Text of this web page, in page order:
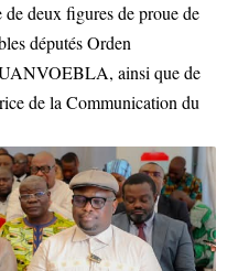
deux figures de proue de
députés Orden
ainsi que de
de la Communication du